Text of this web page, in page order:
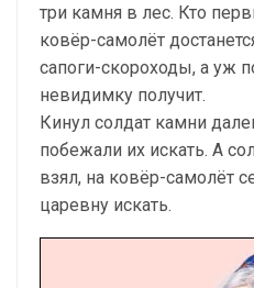
три камня в лес. Кто
ковёр-самолёт
сапоги-скороходы, а уж
невидимку получит.
Кинул солдат камни
побежали их искать. А
взял, на ковёр-самолёт
царевну искать.